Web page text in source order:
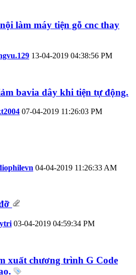
làm máy tiện gỗ cnc thay
13-04-2019 04:38:56 PM
bavia dây khi tiện tự động.
07-04-2019 11:26:03 PM
04-04-2019 11:26:33 AM
03-04-2019 04:59:34 PM
xuất chương trình G Code